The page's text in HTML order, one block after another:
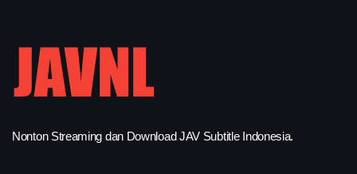
Nonton Streaming dan Download JAV Subtitle Indonesia.